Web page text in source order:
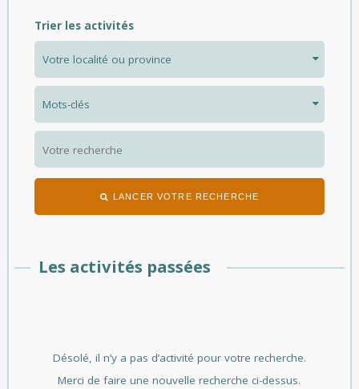
Trier les activités
LANCER VOTRE RECHERCHE
Les activités passées
Désolé, il n’y a pas d’activité pour votre recherche.
Merci de faire une nouvelle recherche ci-dessus.